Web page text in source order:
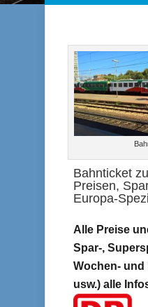
Bahnticket
Preisen,
Europa-
Alle Preise
Spar-,
Wochen- und
usw.) alle